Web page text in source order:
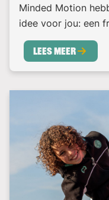
Minded Motion
idee voor jou: een
Lees meer